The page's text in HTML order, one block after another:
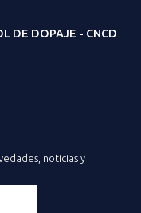
DE DOPAJE - CNCD
noticias y